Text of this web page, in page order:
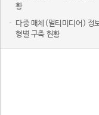
황
다중 매체(멀티미디어) 정
형별 구축 현황